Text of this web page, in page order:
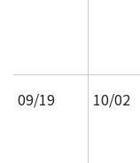
09/19 10/02